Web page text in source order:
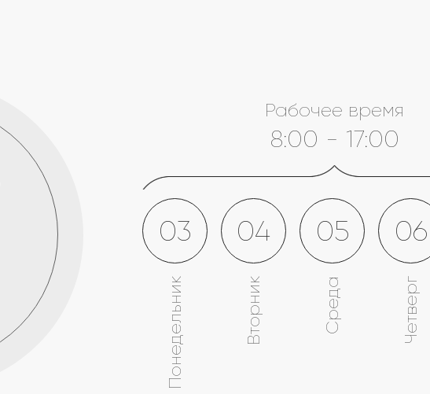
Рабочее время
8:00 - 17:00
03
Понедельник
04
Вторник
05
Среда
06
Четверг